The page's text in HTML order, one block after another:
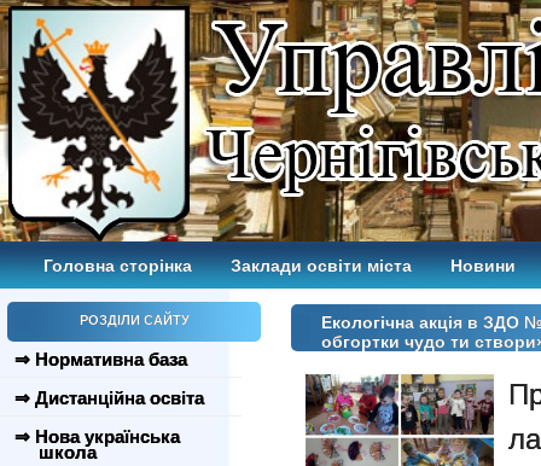
Головна сторінка Заклади освіти міста Новини
РОЗДІЛИ САЙТУ
⇒ Нормативна база
⇒ Дистанційна освіта
⇒ Нова українська
школа
Екологічна акція в ЗДО
обгортки чудо ти